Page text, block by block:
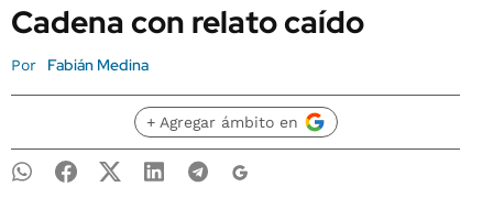
Cadena con relato caído
Por Fabián Medina
+ Agregar ámbito en